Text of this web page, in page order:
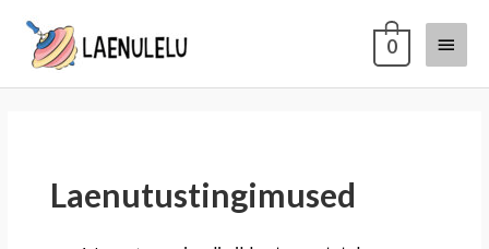
0
Laenutustingimused